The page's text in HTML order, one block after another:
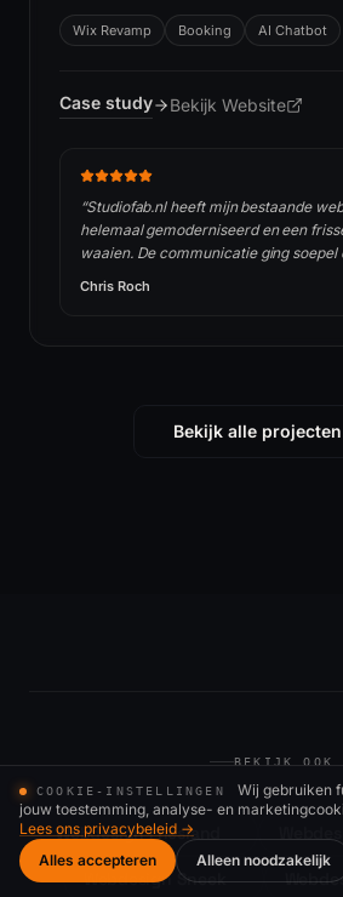
Wix Revamp Booking AI Chatbot
Case study Bekijk Website
(opent in nieuw
“Studiofab.nl heeft mijn bestaande
helemaal gemoderniseerd en een
waaien. De communicatie ging soepel
Ideeën werden meteen omgezet.
Chris Roch
Bekijk alle projecten
BEKIJK OOK
Webdesign Friesland
Webdesign Sneek
COOKIE-INSTELLINGEN
Wij gebruiken
jouw toestemming, analyse- en
Lees ons privacybeleid →
Alles accepteren
Alleen noodzakelijk